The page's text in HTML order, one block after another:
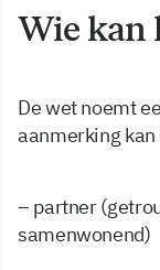
Wie kan
De wet noemt
aanmerking
– partner
samenwonend)